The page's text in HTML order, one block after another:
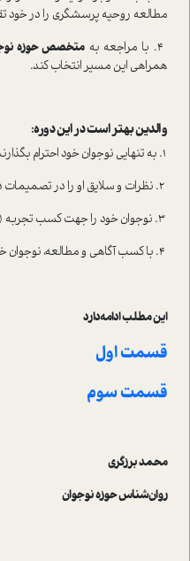
مطالعه روحیه پرسشگری را در خود
متخصص حوزه
همراهی این مسیر انتخاب کند.
والدین بهتر ا‌ست در این دوره:
این مطلب ادامه‌دارد
قسمت اول
قسمتسوم
محمد برزگری
روان‌شناس حوزه نوجوان